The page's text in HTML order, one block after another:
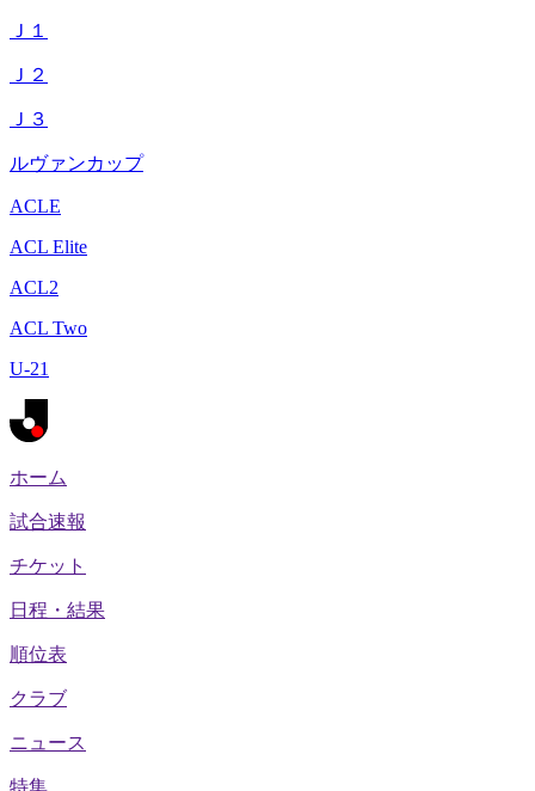
Ｊ１
Ｊ２
Ｊ３
ルヴァンカップ
ACLE
ACL Elite
ACL2
ACL Two
U-21
ホーム
試合速報
チケット
日程・結果
順位表
クラブ
ニュース
特集